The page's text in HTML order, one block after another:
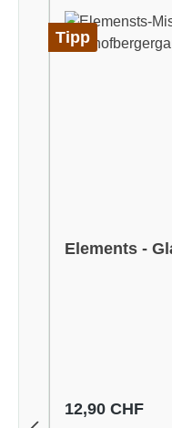
Tipp
Elements -
Regulärer Preis:
12,90 CHF